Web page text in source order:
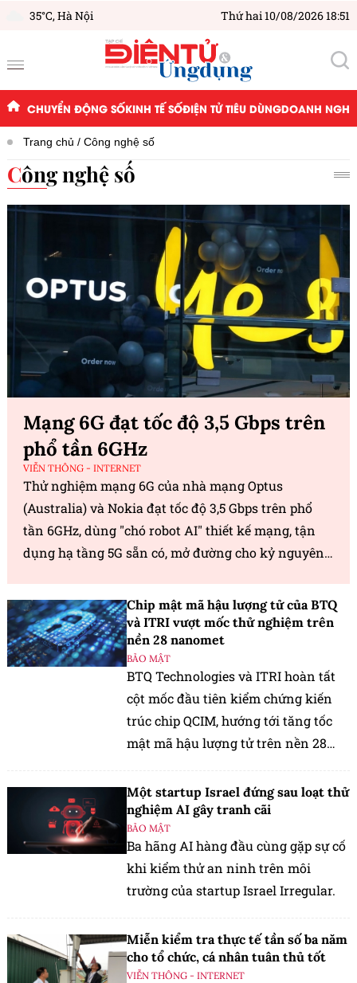
35°C,Hà Nội Thứ hai 10/08/2026 18:51
CHUYỂN ĐỘNG SỐKINH TẾ SỐĐIỆN TỬ TIÊU DÙNGDOANH
Trang chủ Công nghệ số
Công nghệ số
Mạng 6G đạt tốc độ 3,5 Gbps trên
phổ tần 6GHz
VIỄN THÔNG - INTERNET
Thử nghiệm mạng 6G của nhà mạng Optus
(Australia) và Nokia đạt tốc độ 3,5 Gbps trên phổ
tần 6GHz, dùng "chó robot AI" thiết kế mạng, tận
dụng hạ tầng 5G sẵn có, mở đường cho kỷ nguyên
Chip mật mã hậu lượng tử của BTQ
và ITRI vượt mốc thử nghiệm trên
nền 28 nanomet
BẢO MẬT
BTQ Technologies và ITRI hoàn tất
cột mốc đầu tiên kiểm chứng kiến
trúc chip QCIM, hướng tới tăng tốc
mật mã hậu lượng tử trên nền 28
Một startup Israel đứng sau loạt thử
nghiệm AI gây tranh cãi
BẢO MẬT
Ba hãng AI hàng đầu cùng gặp sự cố
khi kiểm thử an ninh trên môi
trường của startup Israel Irregular.
Miễn kiểm tra thực tế tần số ba năm
cho tổ chức, cá nhân tuân thủ tốt
VIỄN THÔNG - INTERNET